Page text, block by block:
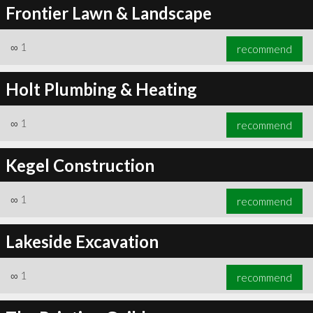
Frontier Lawn & Landscape
∞ 1 recommend
Holt Plumbing & Heating
∞ 1 recommend
Kegel Construction
∞ 1 recommend
Lakeside Excavation
∞ 1 recommend